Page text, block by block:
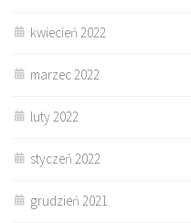
kwiecień 2022
marzec 2022
luty 2022
styczeń 2022
grudzień 2021